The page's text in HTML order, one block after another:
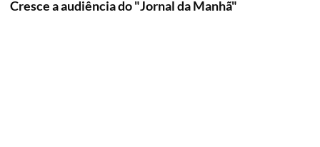
Cresce a audiência do "Jornal da Manhã"